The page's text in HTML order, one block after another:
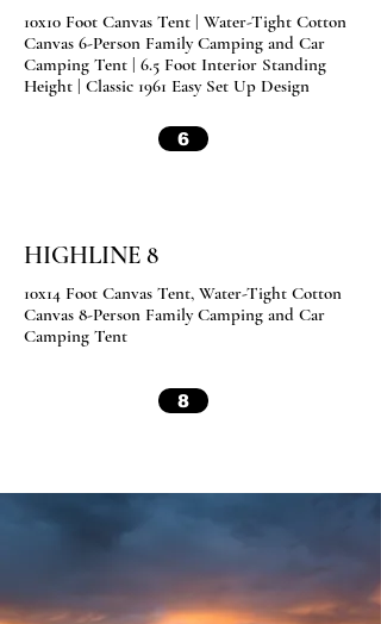
10x10 Foot Canvas Tent | Water-Tight Cotton
Canvas 6-Person Family Camping and Car
Camping Tent | 6.5 Foot Interior Standing
Height | Classic 1961 Easy Set Up Design
6
HIGHLINE 8
10x14 Foot Canvas Tent, Water-Tight Cotton
Canvas 8-Person Family Camping and Car
Camping Tent
8